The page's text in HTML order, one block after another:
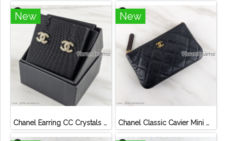
New
Chanel Earring CC Crystals GHW
New
Chanel Classic Cavier Mini O-Casa GHW